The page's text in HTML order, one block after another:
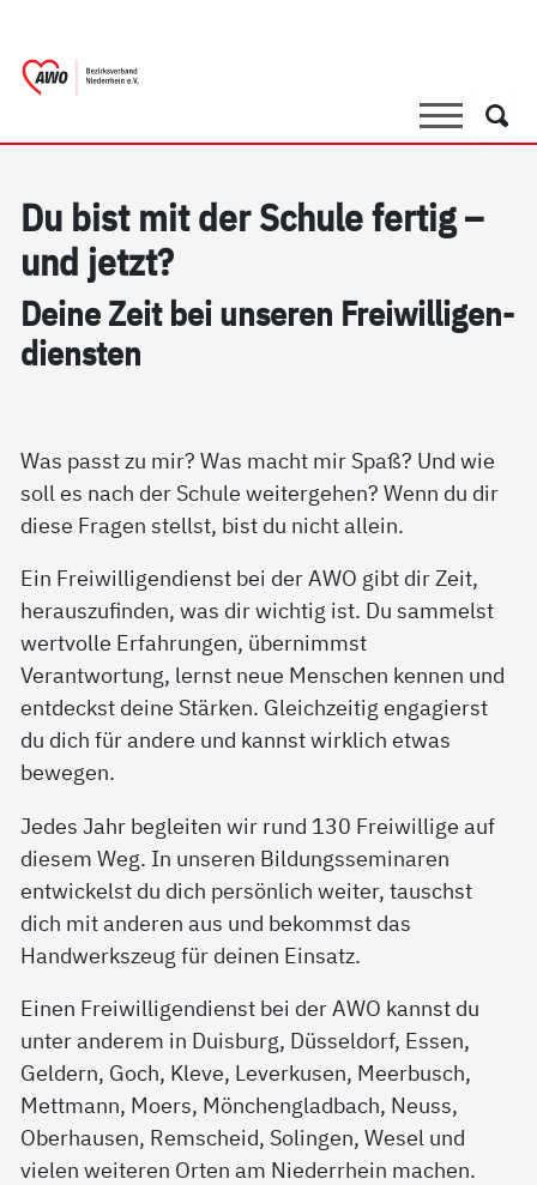
SucheSuche
Du bist mit der Schu­le fer­tig –
und jetzt?
Dei­ne Zeit bei un­se­ren Frei­wil­li­gen­
di­ens­ten
Was passt zu mir? Was macht mir Spaß? Und wie
soll es nach der Schule weitergehen? Wenn du dir
diese Fragen stellst, bist du nicht allein.
Ein Freiwilligendienst bei der AWO gibt dir Zeit,
herauszufinden, was dir wichtig ist. Du sammelst
wertvolle Erfahrungen, übernimmst
Verantwortung, lernst neue Menschen kennen und
entdeckst deine Stärken. Gleichzeitig engagierst
du dich für andere und kannst wirklich etwas
bewegen.
Jedes Jahr begleiten wir rund 130 Freiwillige auf
diesem Weg. In unseren Bildungsseminaren
entwickelst du dich persönlich weiter, tauschst
dich mit anderen aus und bekommst das
Handwerkszeug für deinen Einsatz.
Einen Freiwilligendienst bei der AWO kannst du
unter anderem in Duisburg, Düsseldorf, Essen,
Geldern, Goch, Kleve, Leverkusen, Meerbusch,
Mettmann, Moers, Mönchengladbach, Neuss,
Oberhausen, Remscheid, Solingen, Wesel und
vielen weiteren Orten am Niederrhein machen.